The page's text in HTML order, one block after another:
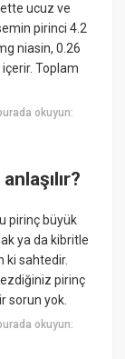
ucuz ve
pirinci 4.2
niasin, 0.26
Toplam
okuyun:
pirinç büyük
ya da kibritle
ki sahtedir.
ezdiğiniz pirinç
sorun yok.
okuyun: